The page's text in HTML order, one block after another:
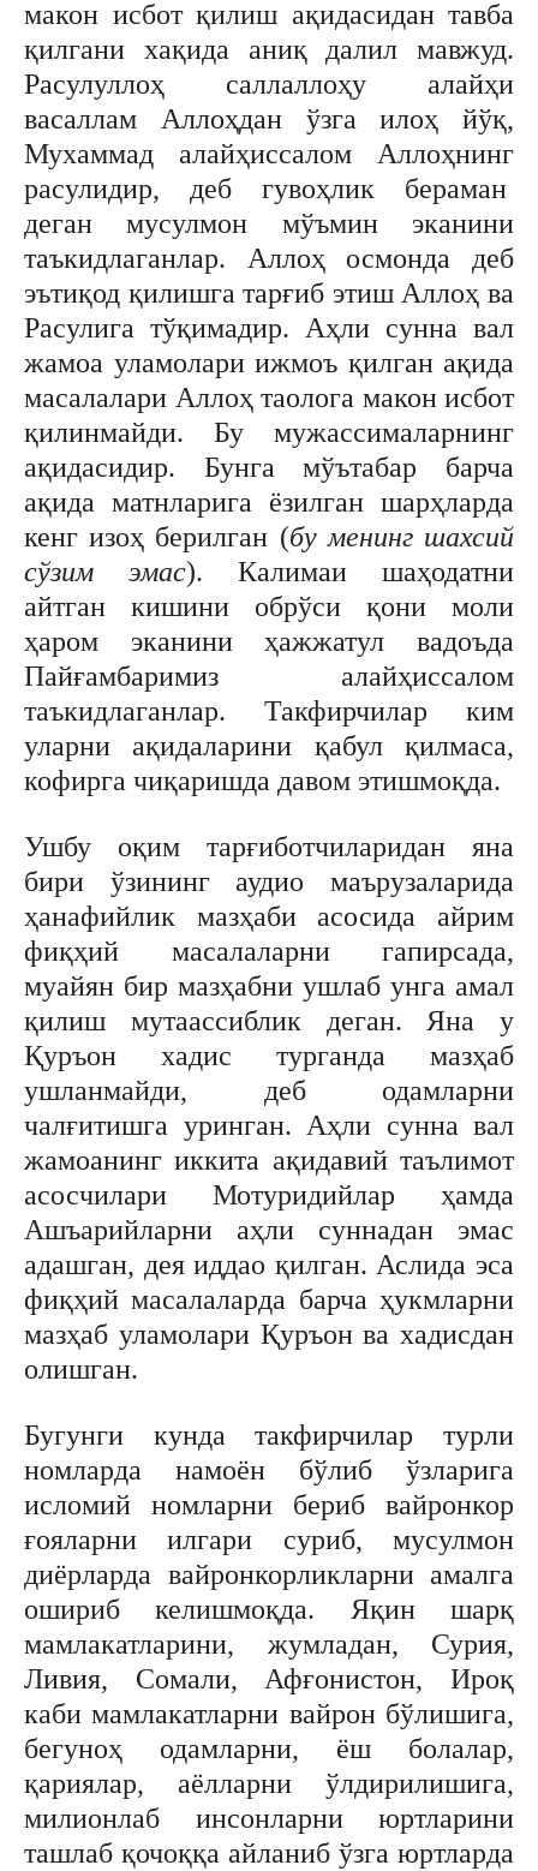
макон исбот қилиш ақидасидан тавба
қилгани хақида аниқ далил мавжуд.
Расулуллоҳ саллаллоҳу алайҳи
васаллам Аллоҳдан ўзга илоҳ йўқ,
Мухаммад алайҳиссалом Аллоҳнинг
расулидир, деб гувоҳлик бераман
деган мусулмон мўъмин эканини
таъкидлаганлар. Аллоҳ осмонда деб
эътиқод қилишга тарғиб этиш Аллоҳ ва
Расулига тўқимадир. Аҳли сунна вал
жамоа уламолари ижмоъ қилган ақида
масалалари Аллоҳ таолога макон исбот
қилинмайди. Бу мужассималарнинг
ақидасидир. Бунга мўътабар барча
ақида матнларига ёзилган шарҳларда
кенг изоҳ берилган (бу менинг шахсий
сўзим эмас). Калимаи шаҳодатни
айтган кишини обрўси қони моли
ҳаром эканини ҳажжатул вадоъда
Пайғамбаримиз алайҳиссалом
таъкидлаганлар. Такфирчилар ким
уларни ақидаларини қабул қилмаса,
кофирга чиқаришда давом этишмоқда.
Ушбу оқим тарғиботчиларидан яна
бири ўзининг аудио маърузаларида
ҳанафийлик мазҳаби асосида айрим
фиқҳий масалаларни гапирсада,
муайян бир мазҳабни ушлаб унга амал
қилиш мутаассиблик деган. Яна у
Қуръон хадис турганда мазҳаб
ушланмайди, деб одамларни
чалғитишга уринган. Аҳли сунна вал
жамоанинг иккита ақидавий таълимот
асосчилари Мотуридийлар ҳамда
Ашъарийларни аҳли суннадан эмас
адашган, дея иддао қилган. Аслида эса
фиқҳий масалаларда барча ҳукмларни
мазҳаб уламолари Қуръон ва хадисдан
олишган.
Бугунги кунда такфирчилар турли
номларда намоён бўлиб ўзларига
исломий номларни бериб вайронкор
ғояларни илгари суриб, мусулмон
диёрларда вайронкорликларни амалга
ошириб келишмоқда. Яқин шарқ
мамлакатларини, жумладан, Сурия,
Ливия, Сомали, Афғонистон, Ироқ
каби мамлакатларни вайрон бўлишига,
бегуноҳ одамларни, ёш болалар,
қариялар, аёлларни ўлдирилишига,
милионлаб инсонларни юртларини
ташлаб қочоққа айланиб ўзга юртларда